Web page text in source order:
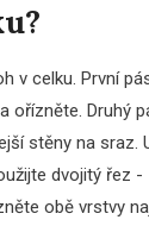
v celku. První
ořízněte. Druhý
stěny na sraz.
dvojitý řez -
obě vrstvy